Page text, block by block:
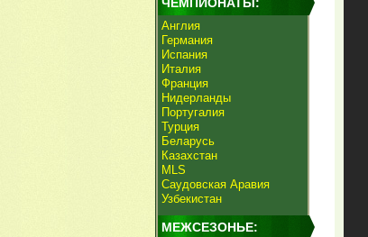
Англия
Германия
Испания
Италия
Франция
Нидерланды
Португалия
Турция
Беларусь
Казахстан
MLS
Саудовская Аравия
Узбекистан
МЕЖСЕЗОНЬЕ: